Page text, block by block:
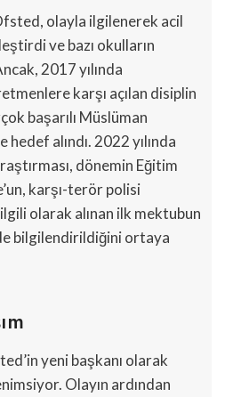
olayla ilgilenerek acil
ve bazı okulların
2017 yılında
karşı açılan disiplin
başarılı Müslüman
alındı. 2022 yılında
dönemin Eğitim
karşı-terör polisi
olarak alınan ilk mektubun
bilgilendirildiğini ortaya
yeni başkanı olarak
Olayın ardından